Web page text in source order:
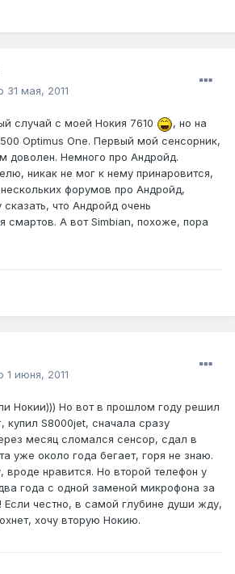
31 мая, 2011
случай с моей Нокия 7610
, но на
Optimus One. Первый мой сенсорник,
доволен. Немного про Андройд.
никак не мог к нему принаровится,
форумов про Андройд,
что Андройд очень
смартов. А вот Simbian, похоже, пора
1 июня, 2011
Нокии))) Но вот в прошлом году решил
купил S8000jet, сначала сразу
месяц сломался сенсор, сдал в
уже около года бегает, горя не знаю.
вроде нравится. Но второй телефон у
года с одной заменой микрофона за
Если честно, в самой глубине души жду,
хочу вторую Нокию.